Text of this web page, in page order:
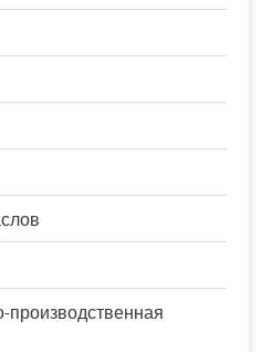
производственная